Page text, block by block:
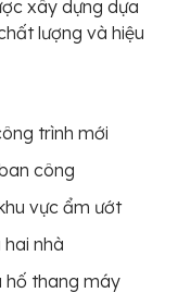
xây dựng dựa
lượng và hiệu
trình mới
công
vực ẩm ướt
nhà
hố thang máy